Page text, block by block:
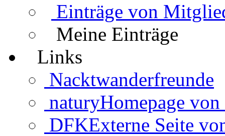
Einträge von
Meine Einträge
Links
Nacktwanderfreunde
naturyHomepage
DFKExterne Seite